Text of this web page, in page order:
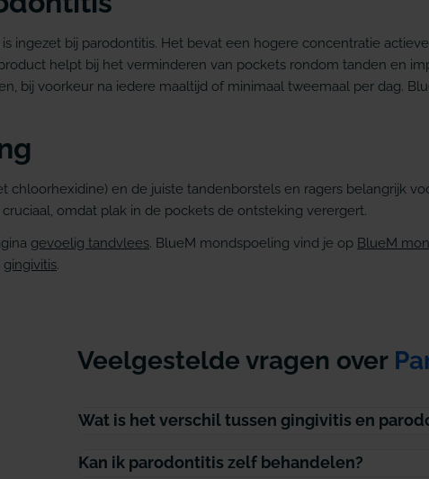
ingezet bij parodontitis. Het bevat een hogere concentratie
helpt bij het verminderen van pockets rondom tanden en
bij voorkeur na iedere maaltijd of minimaal tweemaal per dag.
chloorhexidine) en de juiste tandenborstels en ragers belangrijk
omdat plak in de pockets de ontsteking verergert.
gevoelig tandvlees. BlueM mondspoeling vind je op BlueM
gingivitis.
Veelgestelde vragen over
Wat is het verschil tussen gingivitis en
Kan ik parodontitis zelf behandelen?